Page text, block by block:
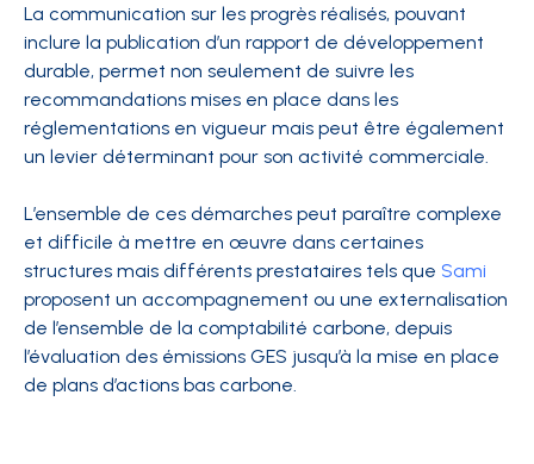
La communication sur les progrès réalisés, pouvant
inclure la publication d’un rapport de développement
durable, permet non seulement de suivre les
recommandations mises en place dans les
réglementations en vigueur mais peut être également
un levier déterminant pour son activité commerciale.
L’ensemble de ces démarches peut paraître complexe
et difficile à mettre en œuvre dans certaines
structures mais différents prestataires tels que Sami
proposent un accompagnement ou une externalisation
de l’ensemble de la comptabilité carbone, depuis
l’évaluation des émissions GES jusqu’à la mise en place
de plans d’actions bas carbone.